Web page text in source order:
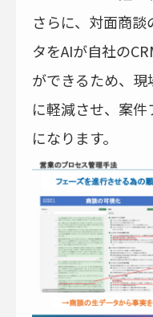
さらに、対面商
タをAIが自社の
ができるため、現
に軽減させ、案
になります。